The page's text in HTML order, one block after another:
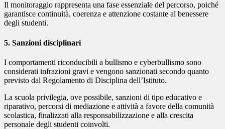
Il monitoraggio rappresenta una fase essenziale del percorso, poiché
garantisce continuità, coerenza e attenzione costante al benessere
degli studenti.
5. Sanzioni disciplinari
I comportamenti riconducibili a bullismo e cyberbullismo sono
considerati infrazioni gravi e vengono sanzionati secondo quanto
previsto dal Regolamento di Disciplina dell’Istituto.
La scuola privilegia, ove possibile, sanzioni di tipo educativo e
riparativo, percorsi di mediazione e attività a favore della comunità
scolastica, finalizzati alla responsabilizzazione e alla crescita
personale degli studenti coinvolti.